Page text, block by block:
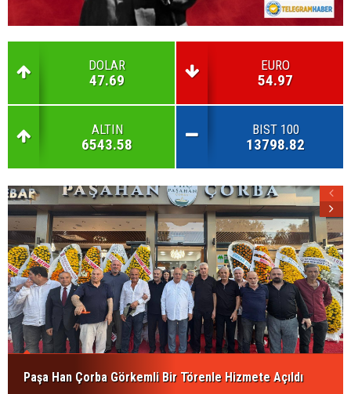
DOLAR
47.69
EURO
54.97
ALTIN
6543.58
BIST 100
13798.82
Paşa Han Çorba Görkemli Bir Törenle Hizmete Açıldı